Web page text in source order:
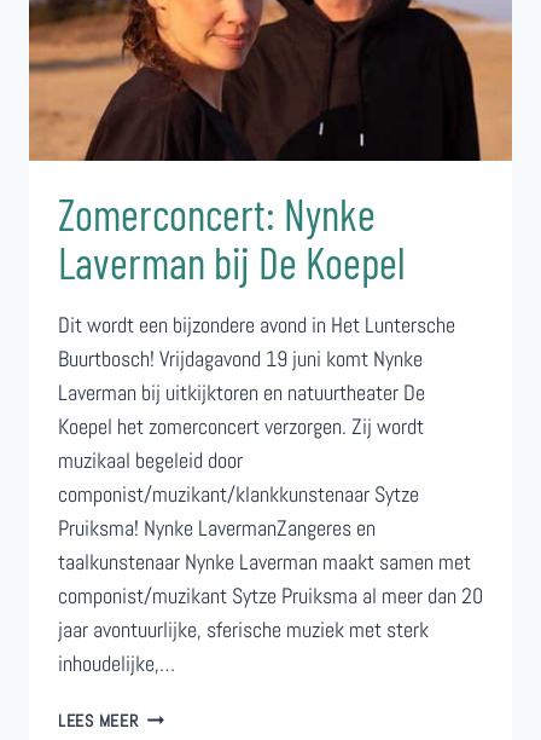
Zomerconcert: Nynke
Laverman bij De Koepel
Dit wordt een bijzondere avond in Het Luntersche
Buurtbosch! Vrijdagavond 19 juni komt Nynke
Laverman bij uitkijktoren en natuurtheater De
Koepel het zomerconcert verzorgen. Zij wordt
muzikaal begeleid door
componist/muzikant/klankkunstenaar Sytze
Pruiksma! Nynke LavermanZangeres en
taalkunstenaar Nynke Laverman maakt samen met
componist/muzikant Sytze Pruiksma al meer dan 20
jaar avontuurlijke, sferische muziek met sterk
inhoudelijke,…
LEES MEERZOMERCONCERT: